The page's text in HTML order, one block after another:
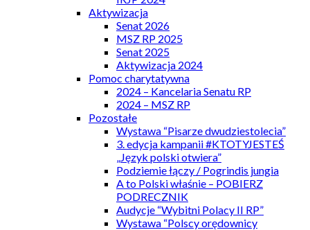
Aktywizacja
Senat 2026
MSZ RP 2025
Senat 2025
Aktywizacja 2024
Pomoc charytatywna
2024 – Kancelaria Senatu RP
2024 – MSZ RP
Pozostałe
Wystawa “Pisarze dwudziestolecia”
3. edycja kampanii #KTOTYJESTEŚ
„Język polski otwiera”
Podziemie łączy / Pogrindis jungia
A to Polski właśnie – POBIERZ
PODRECZNIK
Audycje “Wybitni Polacy II RP”
Wystawa “Polscy orędownicy